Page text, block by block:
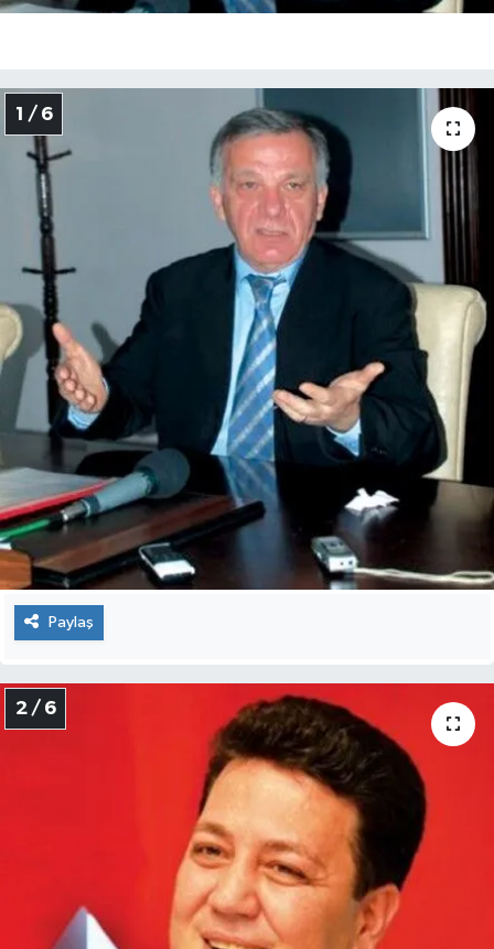
1 / 6
Paylaş
2 / 6
YAŞAM